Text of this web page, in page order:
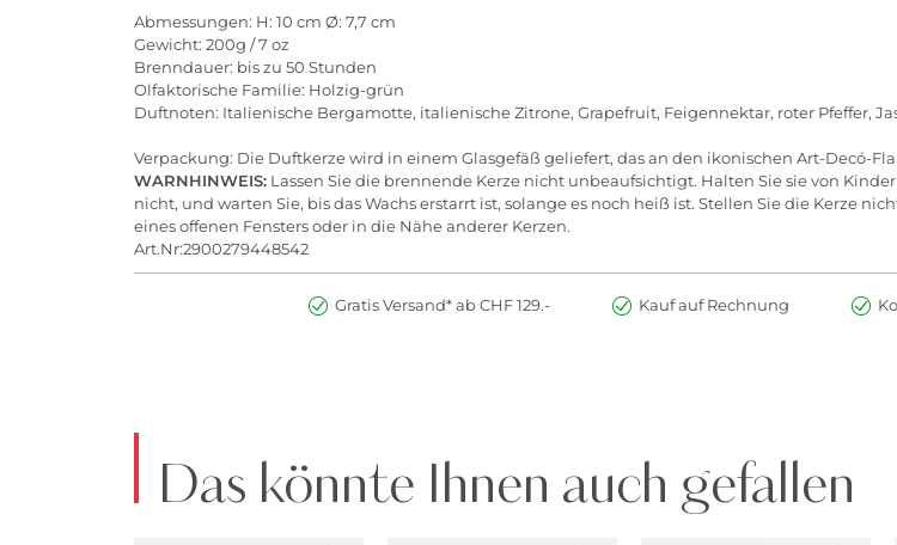
Abmessungen: H: 10 cm Ø: 7,7 cm
Gewicht: 200g / 7 oz
Brenndauer: bis zu 50 Stunden
Olfaktorische Familie: Holzig-grün
Duftnoten: Italienische Bergamotte, italienische Zitrone, Grapefruit, Feigennektar, roter Pfeffer,
Verpackung: Die Duftkerze wird in einem Glasgefäß geliefert, das an den ikonischen Art-Decó-
WARNHINWEIS: Lassen Sie die brennende Kerze nicht unbeaufsichtigt. Halten Sie sie von
nicht, und warten Sie, bis das Wachs erstarrt ist, solange es noch heiß ist. Stellen Sie die Kerze
eines offenen Fensters oder in die Nähe anderer Kerzen.
Art.Nr:2900279448542
Gratis Versand* ab CHF 129.- Kauf auf Rechnung
Das könnte Ihnen auch gefallen